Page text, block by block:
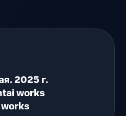
2025 г.
works